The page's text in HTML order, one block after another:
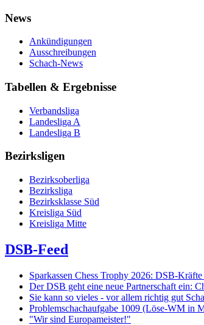
News
Ankündigungen
Ausschreibungen
Schach-News
Tabellen & Ergebnisse
Verbandsliga
Landesliga A
Landesliga B
Bezirksligen
Bezirksoberliga
Bezirksliga
Bezirksklasse Süd
Kreisliga Süd
Kreisliga Mitte
DSB-Feed
Sparkassen Chess Trophy 2026: DSB-
Der DSB geht eine neue Partnerschaft ein:
Sie kann so vieles - vor allem richtig gut
Problemschachaufgabe 1009 (Löse-WM in
"Wir sind Europameister!"